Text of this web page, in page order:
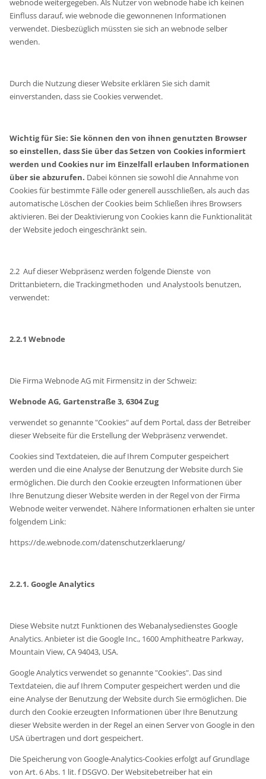
webnode weitergegeben. Als Nutzer von webnode habe ich keinen
Einfluss darauf, wie webnode die gewonnenen Informationen
verwendet. Diesbezüglich müssten sie sich an webnode selber
wenden.
Durch die Nutzung dieser Website erklären Sie sich damit
einverstanden, dass sie Cookies verwendet.
Wichtig für Sie: Sie können den von ihnen genutzten Browser
so einstellen, dass Sie über das Setzen von Cookies informiert
werden und Cookies nur im Einzelfall erlauben Informationen
über sie abzurufen. Dabei können sie sowohl die Annahme von
Cookies für bestimmte Fälle oder generell ausschließen, als auch das
automatische Löschen der Cookies beim Schließen ihres Browsers
aktivieren. Bei der Deaktivierung von Cookies kann die Funktionalität
der Website jedoch eingeschränkt sein.
2.2 Auf dieser Webpräsenz werden folgende Dienste von
Drittanbietern, die Trackingmethoden und Analystools benutzen,
verwendet:
2.2.1 Webnode
Die Firma Webnode AG mit Firmensitz in der Schweiz:
Webnode AG, Gartenstraße 3, 6304 Zug
verwendet so genannte "Cookies" auf dem Portal, dass der Betreiber
dieser Webseite für die Erstellung der Webpräsenz verwendet.
Cookies sind Textdateien, die auf Ihrem Computer gespeichert
werden und die eine Analyse der Benutzung der Website durch Sie
ermöglichen. Die durch den Cookie erzeugten Informationen über
Ihre Benutzung dieser Website werden in der Regel von der Firma
Webnode weiter verwendet. Nähere Informationen erhalten sie unter
folgendem Link:
https://de.webnode.com/datenschutzerklaerung/
2.2.1. Google Analytics
Diese Website nutzt Funktionen des Webanalysedienstes Google
Analytics. Anbieter ist die Google Inc., 1600 Amphitheatre Parkway,
Mountain View, CA 94043, USA.
Google Analytics verwendet so genannte "Cookies". Das sind
Textdateien, die auf Ihrem Computer gespeichert werden und die
eine Analyse der Benutzung der Website durch Sie ermöglichen. Die
durch den Cookie erzeugten Informationen über Ihre Benutzung
dieser Website werden in der Regel an einen Server von Google in den
USA übertragen und dort gespeichert.
Die Speicherung von Google-Analytics-Cookies erfolgt auf Grundlage
von Art. 6 Abs. 1 lit. f DSGVO. Der Websitebetreiber hat ein